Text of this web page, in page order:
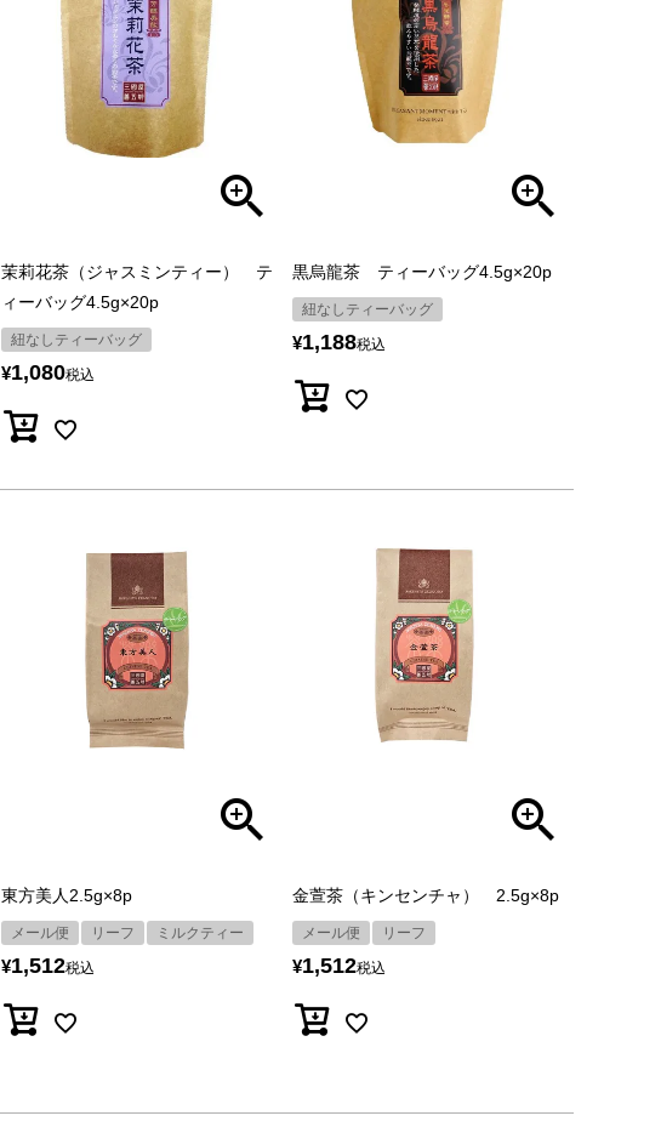
茉莉花茶（ジャスミンティー） テ
ィーバッグ4.5g×20p
紐なしティーバッグ
¥1,080税込
黒烏龍茶 ティーバッグ4.5g×20p
紐なしティーバッグ
¥1,188税込
東方美人2.5g×8p
メール便 リーフ ミルクティー
¥1,512税込
金萱茶（キンセンチャ） 2.5g×8p
メール便 リーフ
¥1,512税込